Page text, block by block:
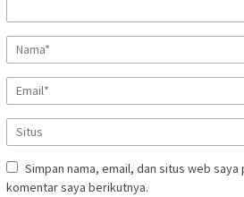
Simpan nama, email, dan situs web
komentar saya berikutnya.